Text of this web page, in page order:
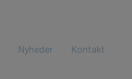
Nyheder Kontakt